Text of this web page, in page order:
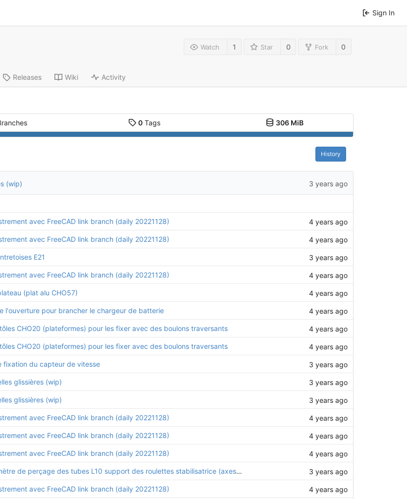
Sign In
Watch 1 Star 0 Fork 0
Releases Wiki Activity
0 Tags 306 MiB
History
(wip) 3 years ago
avec FreeCAD link branch (daily 20221128) 4 years ago
avec FreeCAD link branch (daily 20221128) 4 years ago
E21 3 years ago
avec FreeCAD link branch (daily 20221128) 4 years ago
(plat alu CHO57) 4 years ago
l'ouverture pour brancher le chargeur de batterie 4 years ago
CHO20 (plateformes) pour les fixer avec des boulons traversants 4 years ago
CHO20 (plateformes) pour les fixer avec des boulons traversants 4 years ago
fixation du capteur de vitesse 3 years ago
glissières (wip) 3 years ago
glissières (wip) 3 years ago
avec FreeCAD link branch (daily 20221128) 4 years ago
avec FreeCAD link branch (daily 20221128) 4 years ago
avec FreeCAD link branch (daily 20221128) 4 years ago
Correction du diamètre de perçage des tubes L10 support des roulettes stabilisatrice (axes de 8mm) 3 years ago
avec FreeCAD link branch (daily 20221128) 4 years ago